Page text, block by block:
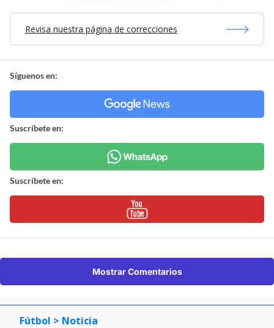
Revisa nuestra página de correcciones
Síguenos en:
Suscríbete en:
Suscríbete en:
Mostrar Comentarios
Fútbol > Noticia